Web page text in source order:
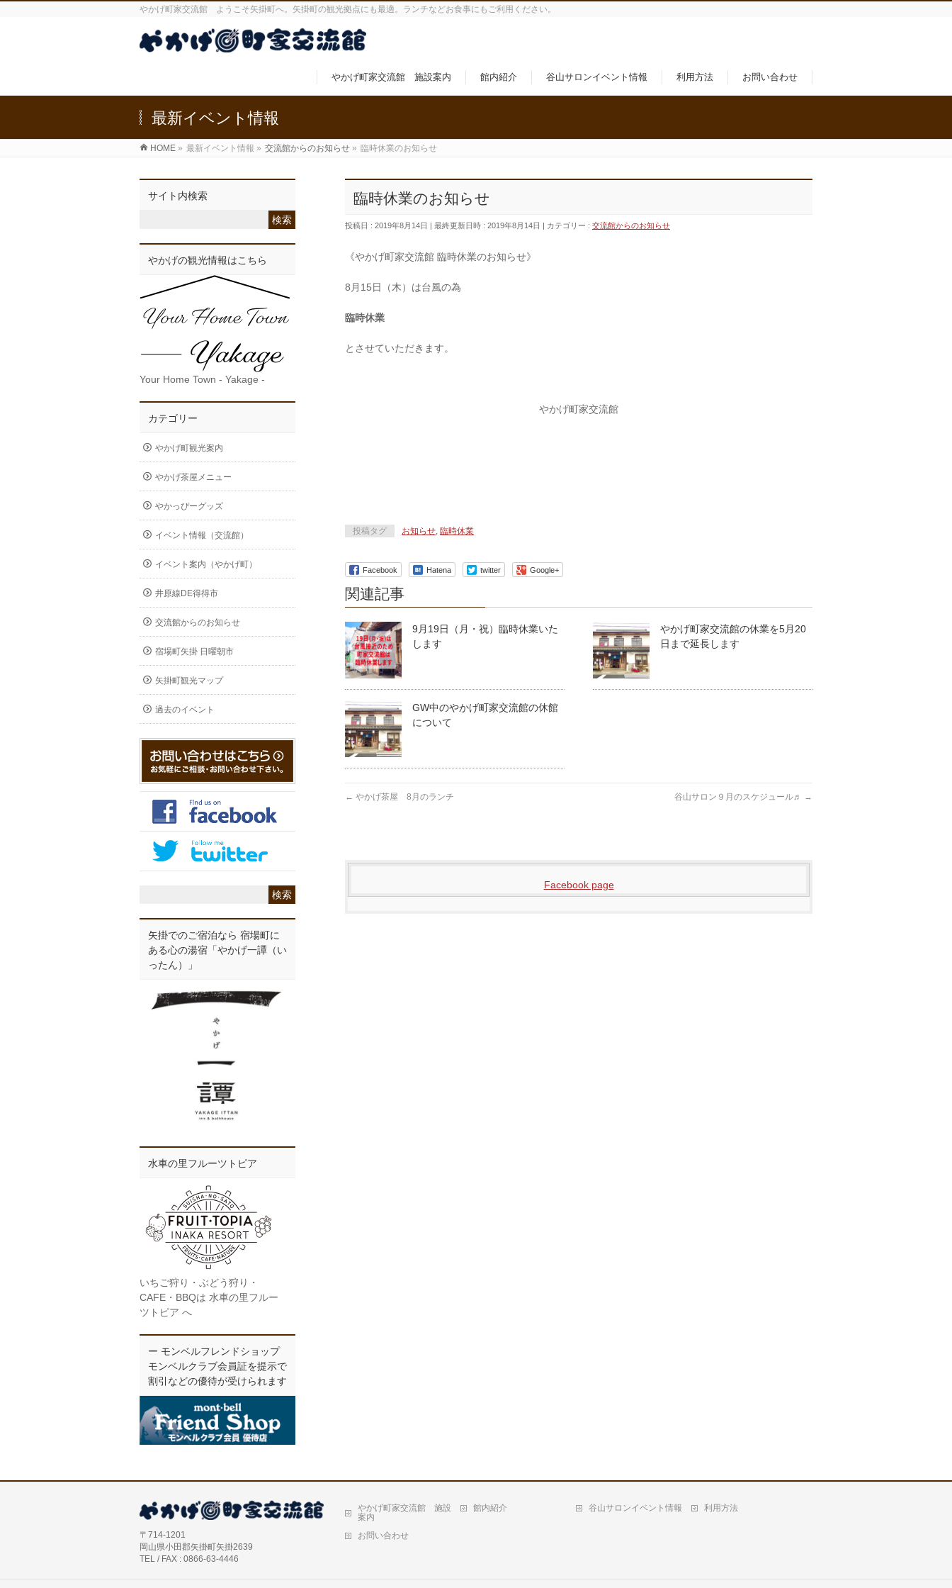
やかげ町家交流館 ようこそ矢掛町へ。矢掛町の観光拠点にも最適。ランチなどお食事にもご利用ください。
やかげ町家交流館 施設案内 館内紹介 谷山サロンイベント情報 利用方法 お問い合わせ
最新イベント情報
HOME » 最新イベント情報 » 交流館からのお知らせ » 臨時休業のお知らせ
臨時休業のお知らせ
投稿日 : 2019年8月14日 最終更新日時 : 2019年8月14日 カテゴリー : 交流館からのお知らせ
《やかげ町家交流館 臨時休業のお知らせ》
8月15日（木）は台風の為
臨時休業
とさせていただきます。
やかげ町家交流館
投稿タグ お知らせ, 臨時休業
Facebook Hatena twitter Google+
関連記事
9月19日（月・祝）臨時休業いた
します
やかげ町家交流館の休業を5月20
日まで延長します
GW中のやかげ町家交流館の休館
について
← やかげ茶屋 8月のランチ 谷山サロン９月のスケジュール♬ →
Facebook page
サイト内検索
やかげの観光情報はこちら
Your Home Town - Yakage -
カテゴリー
やかげ町観光案内
やかげ茶屋メニュー
やかっぴーグッズ
イベント情報（交流館）
イベント案内（やかげ町）
井原線DE得得市
交流館からのお知らせ
宿場町矢掛 日曜朝市
矢掛町観光マップ
過去のイベント
矢掛でのご宿泊なら 宿場町に
ある心の湯宿「やかげ一譚（い
ったん）」
水車の里フルーツトピア
いちご狩り・ぶどう狩り・
CAFE・BBQは 水車の里フルー
ツトピア へ
ー モンベルフレンドショップ
モンベルクラブ会員証を提示で
割引などの優待が受けられます
〒714-1201
岡山県小田郡矢掛町矢掛2639
TEL / FAX : 0866-63-4446
やかげ町家交流館 施設
案内
館内紹介 谷山サロンイベント情報 利用方法
お問い合わせ